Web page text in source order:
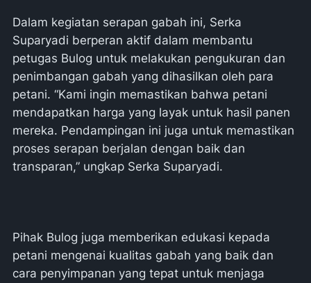
Dalam kegiatan serapan gabah ini, Serka
Suparyadi berperan aktif dalam membantu
petugas Bulog untuk melakukan pengukuran dan
penimbangan gabah yang dihasilkan oleh para
petani. “Kami ingin memastikan bahwa petani
mendapatkan harga yang layak untuk hasil panen
mereka. Pendampingan ini juga untuk memastikan
proses serapan berjalan dengan baik dan
transparan,” ungkap Serka Suparyadi.
Pihak Bulog juga memberikan edukasi kepada
petani mengenai kualitas gabah yang baik dan
cara penyimpanan yang tepat untuk menjaga